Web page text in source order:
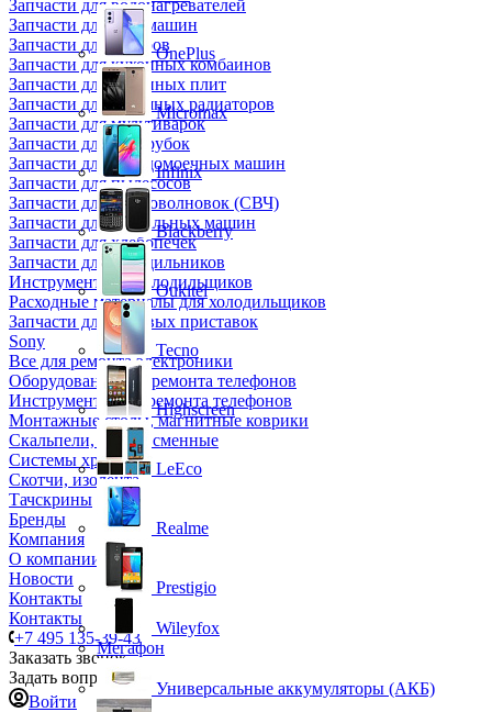
Запчасти для водонагревателей
Запчасти для кофемашин
Запчасти для кулеров
Запчасти для кухонных комбаинов
Запчасти для кухонных плит
Запчасти для масляных радиаторов
Запчасти для мультиварок
Запчасти для мясорубок
Запчасти для посудомоечных машин
Запчасти для пылесосов
Запчасти для микроволновок (СВЧ)
Запчасти для стиральных машин
Запчасти для хлебопечек
Запчасти для холодильников
Инструмент для холодильщиков
Расходные материалы для холодильщиков
Запчасти для игровых приставок
Sony
Все для ремонта электроники
Оборудование для ремонта телефонов
Инструменты для ремонта телефонов
Монтажные столы, магнитные коврики
Скальпели, лезвия сменные
Системы хранения
Скотчи, изолента
Тачскрины
Бренды
Компания
О компании
Новости
Контакты
Контакты
+7 495 135-39-43
Заказать звонок
Задать вопрос
Войти
OnePlus
Micromax
Infinix
Blackberry
Oukitel
Tecno
Highscreen
LeEco
Realme
Prestigio
Wileyfox
Мегафон
Универсальные аккумуляторы (АКБ)